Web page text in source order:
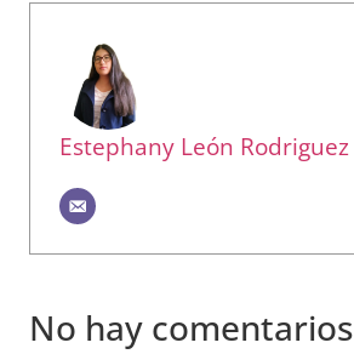
Estephany León Rodriguez
No hay comentarios